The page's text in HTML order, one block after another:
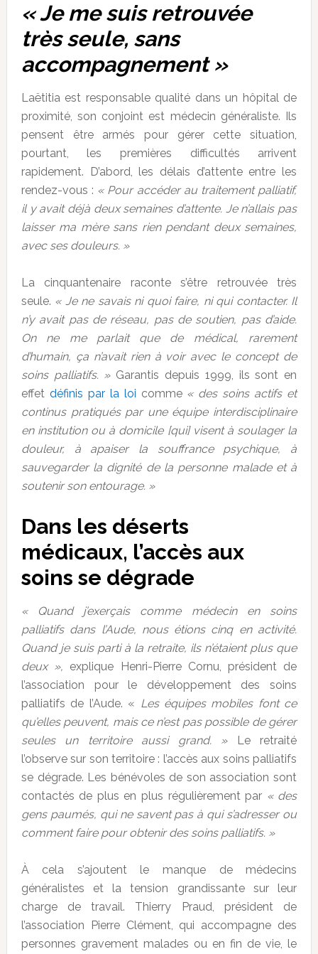
« Je me suis retrouvée
très seule, sans
accompagnement »
Laëtitia est responsable qualité dans un hôpital de
proximité, son conjoint est médecin généraliste. Ils
pensent être armés pour gérer cette situation,
pourtant, les premières difficultés arrivent
rapidement. D’abord, les délais d’attente entre les
rendez-vous : « Pour accéder au traitement palliatif,
il y avait déjà deux semaines d’attente. Je n’allais pas
laisser ma mère sans rien pendant deux semaines,
avec ses douleurs. »
La cinquantenaire raconte s’être retrouvée très
seule. « Je ne savais ni quoi faire, ni qui contacter. Il
n’y avait pas de réseau, pas de soutien, pas d’aide.
On ne me parlait que de médical, rarement
d’humain, ça n’avait rien à voir avec le concept de
soins palliatifs. » Garantis depuis 1999, ils sont en
effet définis par la loi comme « des soins actifs et
continus pratiqués par une équipe interdisciplinaire
en institution ou à domicile [qui] visent à soulager la
douleur, à apaiser la souffrance psychique, à
sauvegarder la dignité de la personne malade et à
soutenir son entourage. »
Dans les déserts
médicaux, l’accès aux
soins se dégrade
« Quand j’exerçais comme médecin en soins
palliatifs dans l’Aude, nous étions cinq en activité.
Quand je suis parti à la retraite, ils n’étaient plus que
deux », explique Henri-Pierre Cornu, président de
l’association pour le développement des soins
palliatifs de l’Aude. « Les équipes mobiles font ce
qu’elles peuvent, mais ce n’est pas possible de gérer
seules un territoire aussi grand. »
Le retraité
l’observe sur son territoire : l’accès aux soins palliatifs
se dégrade. Les bénévoles de son association sont
contactés de plus en plus régulièrement par « des
gens paumés, qui ne savent pas à qui s’adresser ou
comment faire pour obtenir des soins palliatifs. »
À cela s’ajoutent le manque de médecins
généralistes et la tension grandissante sur leur
charge de travail. Thierry Praud, président de
l’association Pierre Clément, qui accompagne des
personnes gravement malades ou en fin de vie, le